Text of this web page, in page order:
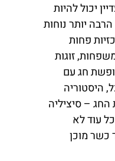
יכול להיות
יותר נוחות
פחות
זוגות
חג עם
היסטוריה
– סיציליה
עוד לא
כשר מוכן